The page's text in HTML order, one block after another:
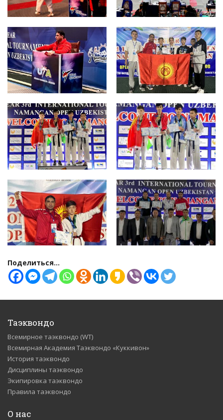
Поделиться...
Таэквондо
Всемирное таэквондо (WT)
Всемирная Академия Таэквондо «Куккивон»
История таэквондо
Дисциплины таэквондо
Экипировка таэквондо
Правила таэквондо
О нас